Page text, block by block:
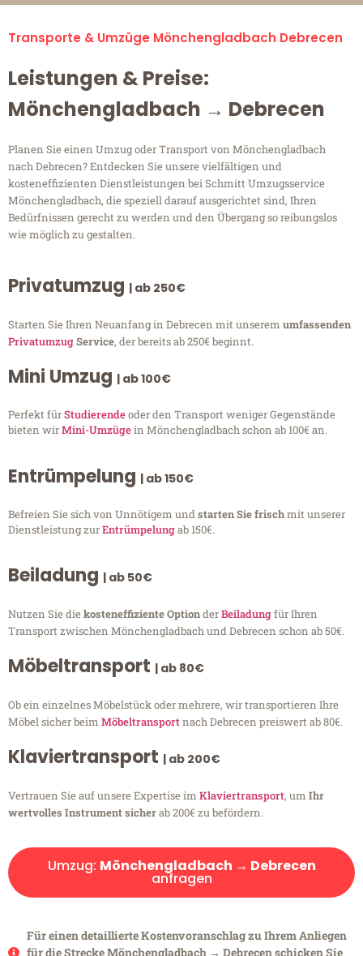
Transporte & Umzüge Mönchengladbach Debrecen
Leistungen & Preise:
Mönchengladbach → Debrecen
Planen Sie einen Umzug oder Transport von Mönchengladbach
nach Debrecen? Entdecken Sie unsere vielfältigen und
kosteneffizienten Dienstleistungen bei Schmitt Umzugsservice
Mönchengladbach, die speziell darauf ausgerichtet sind, Ihren
Bedürfnissen gerecht zu werden und den Übergang so reibungslos
wie möglich zu gestalten.
Privatumzug | ab 250€
Starten Sie Ihren Neuanfang in Debrecen mit unserem umfassenden
PrivatumzugService, der bereits ab 250€ beginnt.
Mini Umzug | ab 100€
Perfekt fürStudierendeoder den Transport weniger Gegenstände
bieten wirMini-Umzügein Mönchengladbach schon ab 100€ an.
Entrümpelung | ab 150€
Befreien Sie sich von Unnötigem undstarten Sie frischmit unserer
Dienstleistung zurEntrümpelungab 150€.
Beiladung | ab 50€
Nutzen Sie diekosteneffiziente OptionderBeiladungfür Ihren
Transport zwischen Mönchengladbach und Debrecen schon ab 50€.
Möbeltransport | ab 80€
Ob ein einzelnes Möbelstück oder mehrere, wir transportieren Ihre
Möbel sicher beim Möbeltransportnach Debrecen preiswert ab 80€.
Klaviertransport | ab 200€
Vertrauen Sie auf unsere Expertise im Klaviertransport, um Ihr
wertvolles Instrument sicherab 200€ zu befördern.
Umzug: Mönchengladbach → Debrecen
anfragen
Für einen detaillierte Kostenvoranschlag zu Ihrem Anliegen
für die Strecke Mönchengladbach → Debrecen schicken Sie